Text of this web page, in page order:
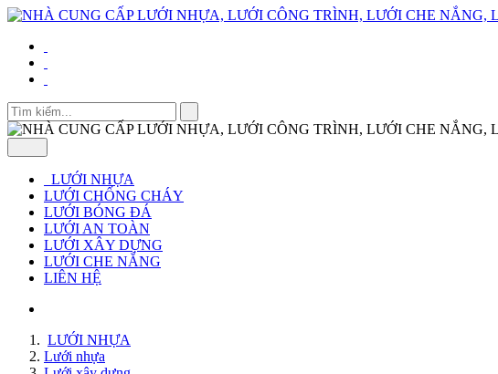
LƯỚI NHỰA
LƯỚI CHỐNG CHÁY
LƯỚI BÓNG ĐÁ
LƯỚI AN TOÀN
LƯỚI XÂY DỰNG
LƯỚI CHE NẮNG
LIÊN HỆ
LƯỚI NHỰA
Lưới nhựa